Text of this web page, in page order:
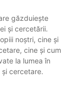
găzduiește
și cercetării.
noștri, cine și
cine și cum
la lumea în
cercetare.